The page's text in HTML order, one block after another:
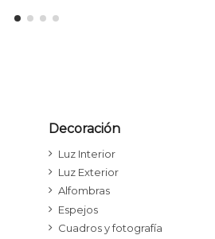
Decoración
Luz Interior
Luz Exterior
Alfombras
Espejos
Cuadros y fotografía